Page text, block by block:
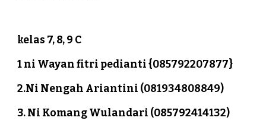
kelas 7, 8, 9 C
1 ni Wayan fitri pedianti {085792207877}
2.Ni Nengah Ariantini (081934808849)
3. Ni Komang Wulandari (085792414132)